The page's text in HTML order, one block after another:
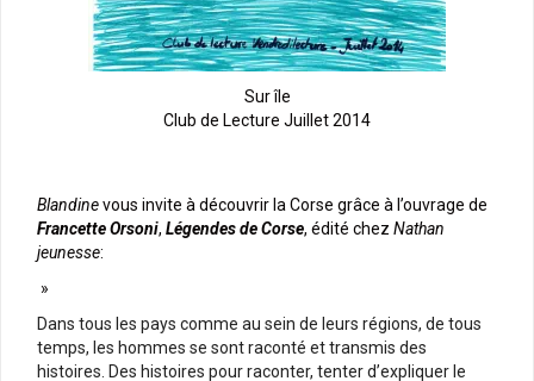
Sur île
Club de Lecture Juillet 2014
Blandinevous invite à découvrir la Corse grâce à l’ouvrage de
Francette Orsoni, Légendes de Corse, édité chez Nathan
jeunesse:
»
Dans tous les pays comme au sein de leurs régions, de tous
temps, les hommes se sont raconté et transmis des
histoires. Des histoires pour raconter, tenter d’expliquer le